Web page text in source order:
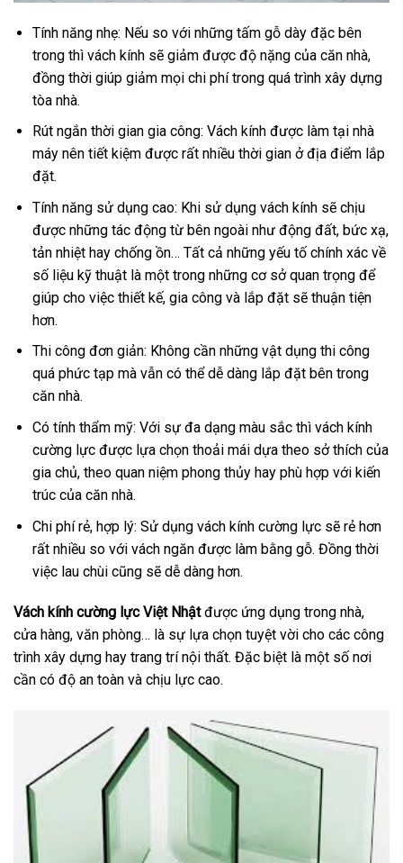
Tính năng nhẹ: Nếu so với những tấm gỗ dày đặc bên
trong thì vách kính sẽ giảm được độ nặng của căn nhà,
đồng thời giúp giảm mọi chi phí trong quá trình xây dựng
tòa nhà.
Rút ngắn thời gian gia công: Vách kính được làm tại nhà
máy nên tiết kiệm được rất nhiều thời gian ở địa điểm lắp
đặt.
Tính năng sử dụng cao: Khi sử dụng vách kính sẽ chịu
được những tác động từ bên ngoài như động đất, bức xạ,
tản nhiệt hay chống ồn… Tất cả những yếu tố chính xác về
số liệu kỹ thuật là một trong những cơ sở quan trọng để
giúp cho việc thiết kế, gia công và lắp đặt sẽ thuận tiện
hơn.
Thi công đơn giản: Không cần những vật dụng thi công
quá phức tạp mà vẫn có thể dễ dàng lắp đặt bên trong
căn nhà.
Có tính thẩm mỹ: Với sự đa dạng màu sắc thì vách kính
cường lực được lựa chọn thoải mái dựa theo sở thích của
gia chủ, theo quan niệm phong thủy hay phù hợp với kiến
trúc của căn nhà.
Chi phí rẻ, hợp lý: Sử dụng vách kính cường lực sẽ rẻ hơn
rất nhiều so với vách ngăn được làm bằng gỗ. Đồng thời
việc lau chùi cũng sẽ dễ dàng hơn.
Vách kính cường lực Việt Nhậtđược ứng dụng trong nhà,
cửa hàng, văn phòng… là sự lựa chọn tuyệt vời cho các công
trình xây dựng hay trang trí nội thất. Đặc biệt là một số nơi
cần có độ an toàn và chịu lực cao.